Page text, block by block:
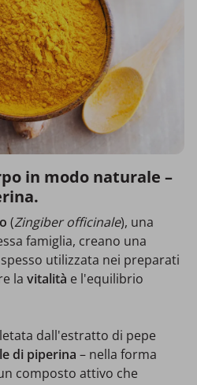
in modo naturale –
(Zingiber officinale), una
famiglia, creano una
spesso utilizzata nei preparati
la vitalità e l'equilibrio
dall'estratto di pepe
di piperina – nella forma
composto attivo che